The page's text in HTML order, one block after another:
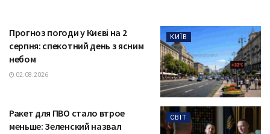
КИЇВ
Прогноз погоди у Києві на 2
серпня: спекотний день з ясним
небом
02.08.2026
СВІТ
Ракет для ПВО стало втрое
меньше: Зеленский назвал